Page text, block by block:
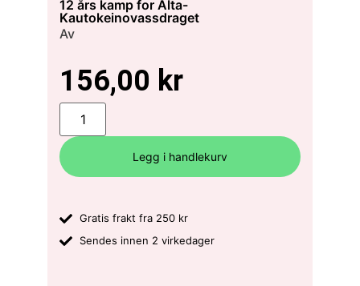
12 års kamp for Alta-
Kautokeinovassdraget
Av
156,00 kr
Legg i handlekurv
Gratis frakt fra 250 kr
Sendes innen 2 virkedager